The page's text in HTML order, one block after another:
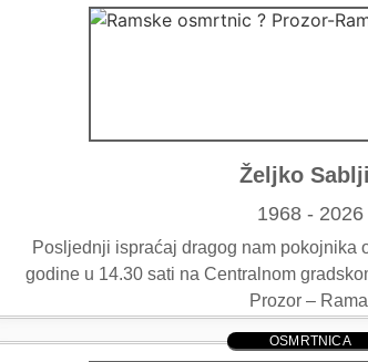
Željko
1968 - 2026
Posljednji ispraćaj dragog nam pokojnika
godine u 14.30 sati na Centralnom
Prozor –
OSMRTNICA